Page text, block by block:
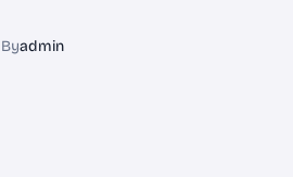
Byadmin